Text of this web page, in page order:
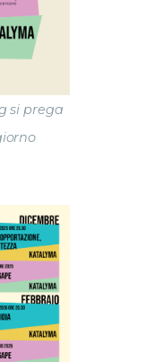
si prega